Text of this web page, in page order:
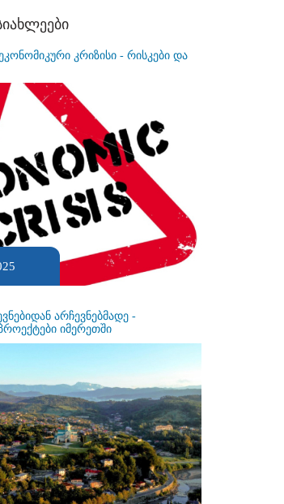
კრიზისი - რისკები და
არჩევნებმადე -
იმერეთში